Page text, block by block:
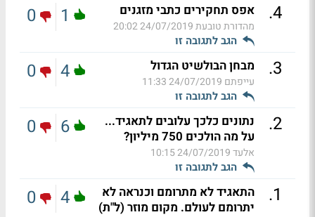
4
. אפס תחקירים כתבי מזגנים
מהדורת טובעת24/07/2019 20:02
הגב לתגובה זו
1
0
3
. מבחן הבולשיט הגדול
עייפתם 24/07/2019 11:33
הגב לתגובה זו
4
0
2
.
נתונים כלכך עלובים לתאגיד...
על מה הולכים 750 מיליון?
אלעד24/07/2019 10:15
הגב לתגובה זו
6
0
1
.
התאגיד לא מתרומם וכנראה לא
יתרומם לעולם. מקום מוזר (ל"ת)
4
0